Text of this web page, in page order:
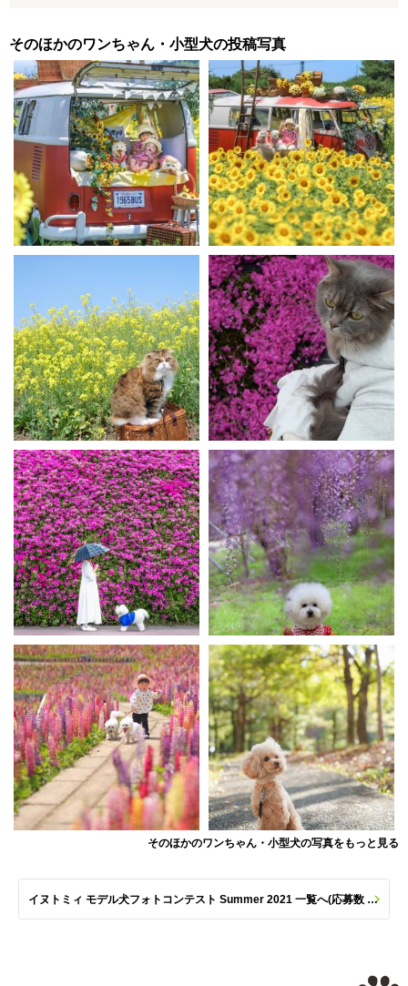
そのほかのワンちゃん・小型犬の投稿写真
そのほかのワンちゃん・小型犬の写真をもっと見る
イヌトミィ モデル犬フォトコンテスト Summer 2021 一覧へ(応募数 211枚)